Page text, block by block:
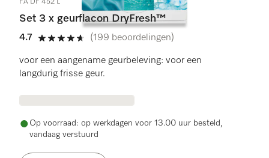
FA DF 452 L
Set 3 x geurflacon DryFresh™
4.7
4.7 sterren op 5
(199 beoordelingen)
voor een aangename geurbeleving: voor een
langdurig frisse geur.
Op voorraad: op werkdagen voor 13.00 uur besteld,
vandaag verstuurd